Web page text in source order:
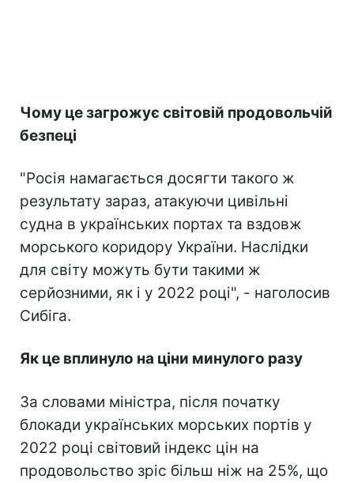
Чому це загрожує світовій продовольчій
безпеці
"Росія намагається досягти такого ж
результату зараз, атакуючи цивільні
судна в українських портах та вздовж
морського коридору України. Наслідки
для світу можуть бути такими ж
серйозними, як і у 2022 році", - наголосив
Сибіга.
Як це вплинуло на ціни минулого разу
За словами міністра, після початку
блокади українських морських портів у
2022 році світовий індекс цін на
продовольство зріс більш ніж на 25%, що